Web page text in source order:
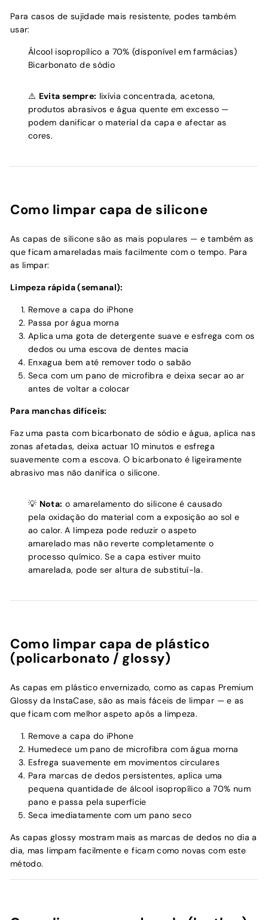
Para casos de sujidade mais resistente, podes também
usar:
Álcool isopropílico a 70% (disponível em farmácias)
Bicarbonato de sódio
⚠️ Evita sempre: lixívia concentrada, acetona,
produtos abrasivos e água quente em excesso —
podem danificar o material da capa e afectar as
cores.
Como limpar capa de silicone
As capas de silicone são as mais populares — e também as
que ficam amareladas mais facilmente com o tempo. Para
as limpar:
Limpeza rápida (semanal):
Remove a capa do iPhone
Passa por água morna
Aplica uma gota de detergente suave e esfrega com os
dedos ou uma escova de dentes macia
Enxagua bem até remover todo o sabão
Seca com um pano de microfibra e deixa secar ao ar
antes de voltar a colocar
Para manchas difíceis:
Faz uma pasta com bicarbonato de sódio e água, aplica nas
zonas afetadas, deixa actuar 10 minutos e esfrega
suavemente com a escova. O bicarbonato é ligeiramente
abrasivo mas não danifica o silicone.
💡 Nota: o amarelamento do silicone é causado
pela oxidação do material com a exposição ao sol e
ao calor. A limpeza pode reduzir o aspeto
amarelado mas não reverte completamente o
processo químico. Se a capa estiver muito
amarelada, pode ser altura de substituí-la.
Como limpar capa de plástico
(policarbonato / glossy)
As capas em plástico envernizado, como as capas Premium
Glossy da InstaCase, são as mais fáceis de limpar — e as
que ficam com melhor aspeto após a limpeza.
Remove a capa do iPhone
Humedece um pano de microfibra com água morna
Esfrega suavemente em movimentos circulares
Para marcas de dedos persistentes, aplica uma
pequena quantidade de álcool isopropílico a 70% num
pano e passa pela superfície
Seca imediatamente com um pano seco
As capas glossy mostram mais as marcas de dedos no dia a
dia, mas limpam facilmente e ficam como novas com este
método.